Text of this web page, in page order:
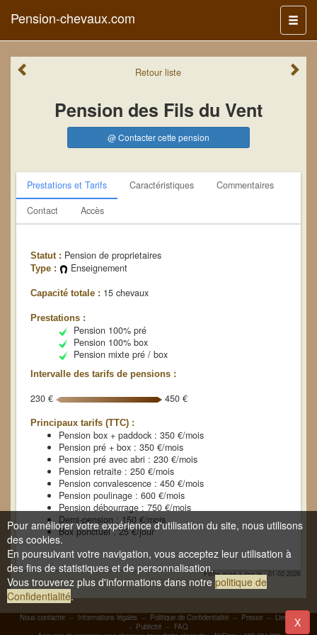
Menu
Pension-chevaux.com
Retourliste
Pension des Fils du Vent
@ Contacter cette pension
Prestations et Tarifs Caractéristiques
Commentaires
Contact
Accès
Statut : Pension de proprietaires
Type : Enseignement
Capacité totale : 15 chevaux
Prestations :
Pension 100% pré
Pension 100% box
Pension mixte pré / box
Intervalle des tarifs de pensions :
230 € 450 €
Principaux tarifs (TTC) :
Pension box + paddock : 350 €/mois
Pension pré + box : 350 €/mois
Pension pré avec abri : 230 €/mois
Pension retraite : 250 €/mois
Pension convalescence : 450 €/mois
Pension poulinage : 600 €/mois
Pension débourrage : 750 €/mois
Demi-pension : 150 €/mois
Box ponctuel : 25 €/jour
Fiche mise à jour le : 01-02-2026
Nous contacter -- Informations légales -- Politique de Confidentialité -- Presse -- Liens
-
- Publicité-- FAQ
Pour améliorer votre expérience d'utilisation du site, nous utilisons
des cookies.
En poursuivant votre navigation, vous acceptez leur utilisation à
des fins de statistiques et de personnalisation.
Vous trouverez plus d'informations dans notre politique de
Confidentialité.
X